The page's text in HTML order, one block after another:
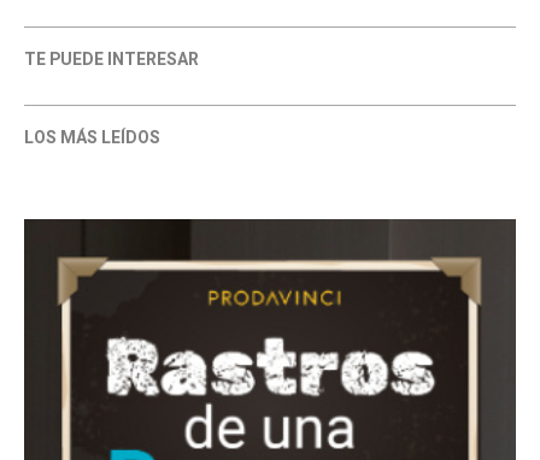
TE PUEDE INTERESAR
LOS MÁS LEÍDOS